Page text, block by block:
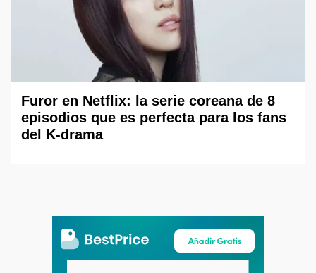
Furor en Netflix: la serie coreana de 8
episodios que es perfecta para los fans
del K-drama